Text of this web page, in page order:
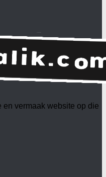
en vermaak website op die